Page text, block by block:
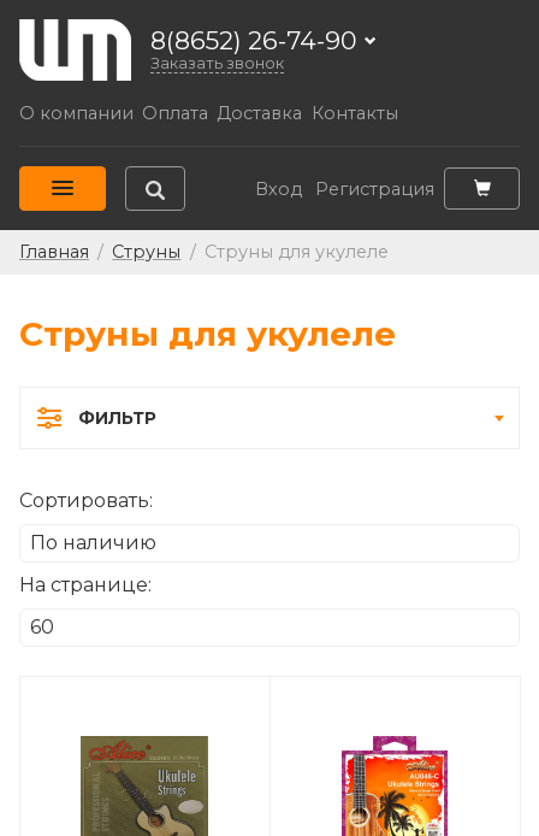
8(8652) 26-74-90
Заказать звонок
О компании Оплата Доставка Контакты
Вход Регистрация
Главная / Струны / Струны для укулеле
Струны для укулеле
ФИЛЬТР
Сортировать:
На странице: